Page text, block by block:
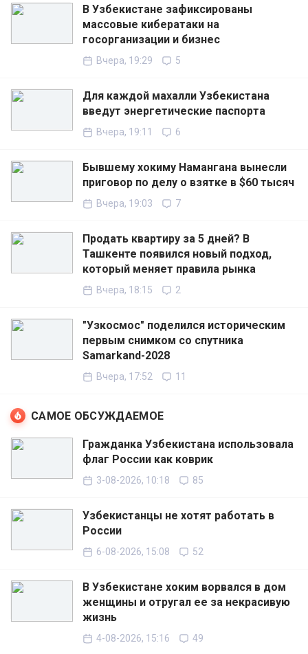
В Узбекистане зафиксированы
массовые кибератаки на
госорганизации и бизнес
Вчера, 19:29 5
Для каждой махалли Узбекистана
введут энергетические паспорта
Вчера, 19:11 6
Бывшему хокиму Намангана вынесли
приговор по делу о взятке в $60 тысяч
Вчера, 19:03 7
Продать квартиру за 5 дней? В
Ташкенте появился новый подход,
который меняет правила рынка
Вчера, 18:15 2
"Узкосмос" поделился историческим
первым снимком со спутника
Samarkand-2028
Вчера, 17:52 11
САМОЕ ОБСУЖДАЕМОЕ
Гражданка Узбекистана использовала
флаг России как коврик
3-08-2026, 10:18 85
Узбекистанцы не хотят работать в
России
6-08-2026, 15:08 52
В Узбекистане хоким ворвался в дом
женщины и отругал ее за некрасивую
жизнь
4-08-2026, 15:16 49